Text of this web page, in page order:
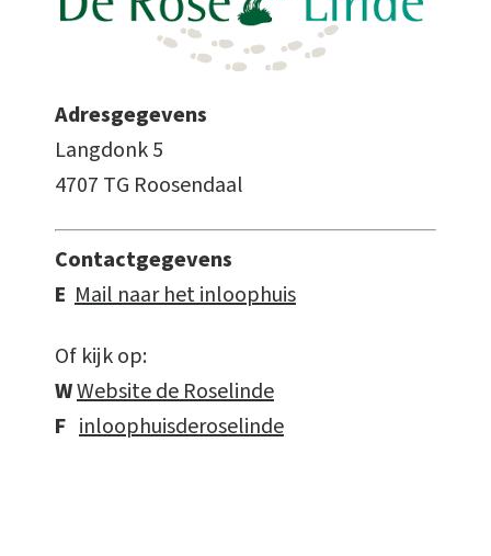
Adresgegevens
Langdonk 5
4707 TG Roosendaal
Contactgegevens
E Mail naar het inloophuis
Of kijk op:
WWebsite de Roselinde
F inloophuisderoselinde